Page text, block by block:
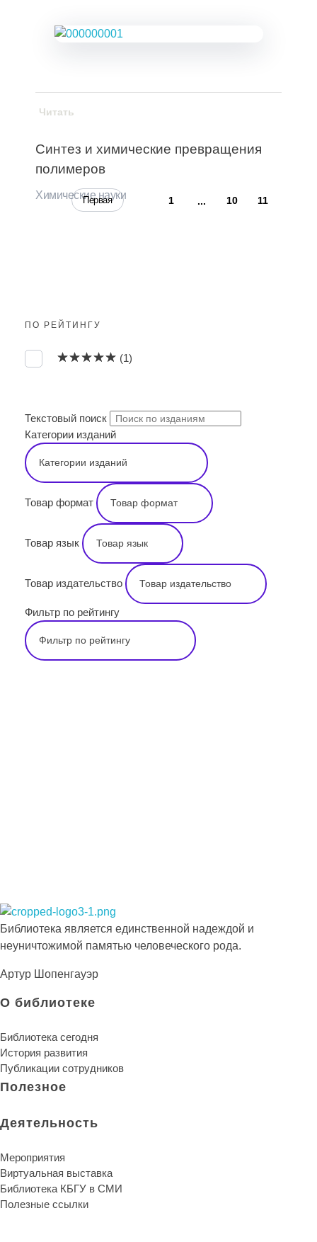
Синтез и химические превращения
полимеров
Химические науки
Читать
Первая 1 ... 10 11
ПО РЕЙТИНГУ
Оценка
(1)
Текстовый поиск
Категории изданий
Товар формат
Товар язык
Товар издательство
Фильтр по рейтингу
Библиотека КБГУ
Библиотека КБГУ
Библиотека является единственной надеждой и
неуничтожимой памятью человеческого рода.
Артур Шопенгауэр
О библиотеке
Библиотека сегодня
История развития
Публикации сотрудников
Полезное
Деятельность
Мероприятия
Виртуальная выставка
Библиотека КБГУ в СМИ
Полезные ссылки